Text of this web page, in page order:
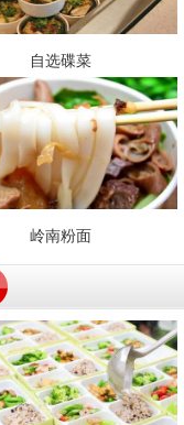
自选碟菜
岭南粉面